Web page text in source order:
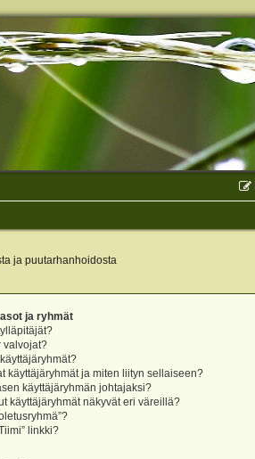
ja puutarhanhoidosta
ja ryhmät
valvojat?
käyttäjäryhmät ja miten liityn sellaiseen?
käyttäjäryhmän johtajaksi?
käyttäjäryhmät näkyvät eri väreillä?
linkki?